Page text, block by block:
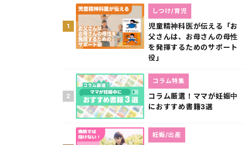
1
児童精神科医が伝える「お
父さんは、お母さんの母性
を発揮するためのサポート
役」
しつけ/育児
2
コラム厳選！ママが妊娠中
におすすめ書籍3選
コラム特集
妊娠/出産